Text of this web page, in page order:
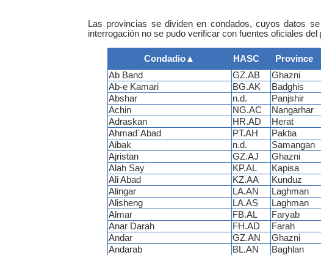
Las provincias se dividen en condados, cuyos datos
interrogación no se pudo verificar con fuentes oficiales del
Condadio▲ HASC Province
Ab Band GZ.AB Ghazni
Ab-e Kamari
BG.AK Badghis
Abshar
n.d. Panjshir
Achin
NG.AC Nangarhar
Adraskan
HR.AD Herat
Ahmad´Abad
PT.AH Paktia
Aibak
n.d. Samangan
Ajristan
GZ.AJ Ghazni
Alah Say
KP.AL Kapisa
Ali Abad
KZ.AA Kunduz
Alingar
LA.AN Laghman
Alisheng
LA.AS Laghman
Almar
FB.AL Faryab
Anar Darah
FH.AD Farah
Andar
GZ.AN Ghazni
Andarab
BL.AN Baghlan